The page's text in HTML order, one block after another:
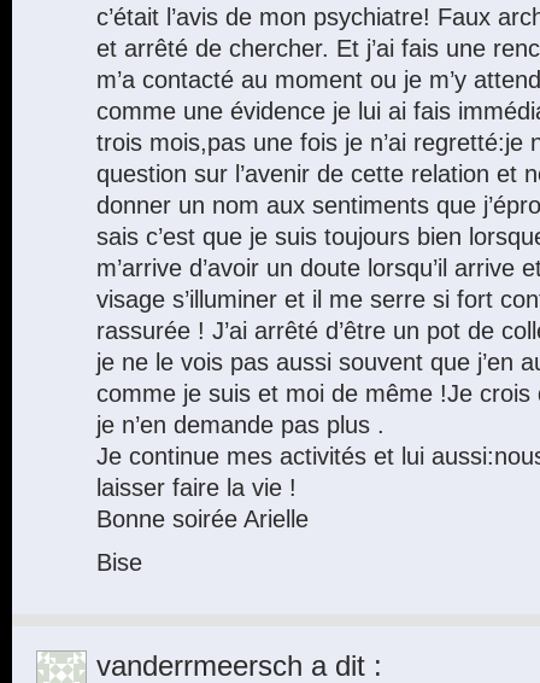
c’était l’avis de mon psychiatre! Faux
et arrêté de chercher. Et j’ai fais une
m’a contacté au moment ou je m’y
comme une évidence je lui ai fais
trois mois,pas une fois je n’ai regretté:je
question sur l’avenir de cette relation et
donner un nom aux sentiments que
sais c’est que je suis toujours bien
m’arrive d’avoir un doute lorsqu’il arrive
visage s’illuminer et il me serre si fort
rassurée ! J’ai arrêté d’être un pot de
je ne le vois pas aussi souvent que j’en
comme je suis et moi de même !Je crois
je n’en demande pas plus .
Je continue mes activités et lui
laisser faire la vie !
Bonne soirée Arielle
Bise
vanderrmeersch a dit :